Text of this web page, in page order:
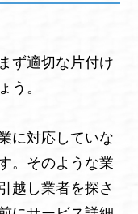
ず適切な片付け
う。
に対応していな
。そのような業
越し業者を探さ